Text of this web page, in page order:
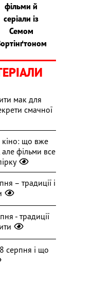
фільми й
серіали із
Семом
мак для
смачної
кіно: що вже
фільми все
– традиції і
- традиції
серпня і що